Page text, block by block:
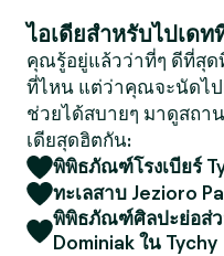
ไอเดียสำหรับไปเดท
คุณรู้อยู่แล้วว่าที่ๆ ดีที่สุ
ที่ไหน แต่ว่าคุณจะนัดไป
ช่วยได้สบายๆ มาดูสถา
เดียสุดฮิตกัน:
พิพิธภัณฑ์โรงเบียร์
ทะเลสาบ Jezioro
พิพิธภัณฑ์ศิลปะย่อส่ว
Dominiak ใน Tychy